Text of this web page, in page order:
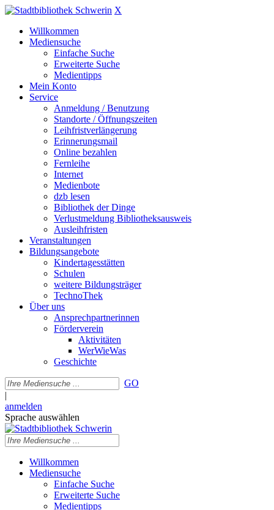
X
Willkommen
Mediensuche
Einfache Suche
Erweiterte Suche
Medientipps
Mein Konto
Service
Anmeldung / Benutzung
Standorte / Öffnungszeiten
Leihfristverlängerung
Erinnerungsmail
Online bezahlen
Fernleihe
Internet
Medienbote
dzb lesen
Bibliothek der Dinge
Verlustmeldung Bibliotheksausweis
Ausleihfristen
Veranstaltungen
Bildungsangebote
Kindertagesstätten
Schulen
weitere Bildungsträger
TechnoThek
Über uns
Ansprechpartnerinnen
Förderverein
Aktivitäten
WerWieWas
Geschichte
GO
|
anmelden
Sprache auswählen
Willkommen
Mediensuche
Einfache Suche
Erweiterte Suche
Medientipps